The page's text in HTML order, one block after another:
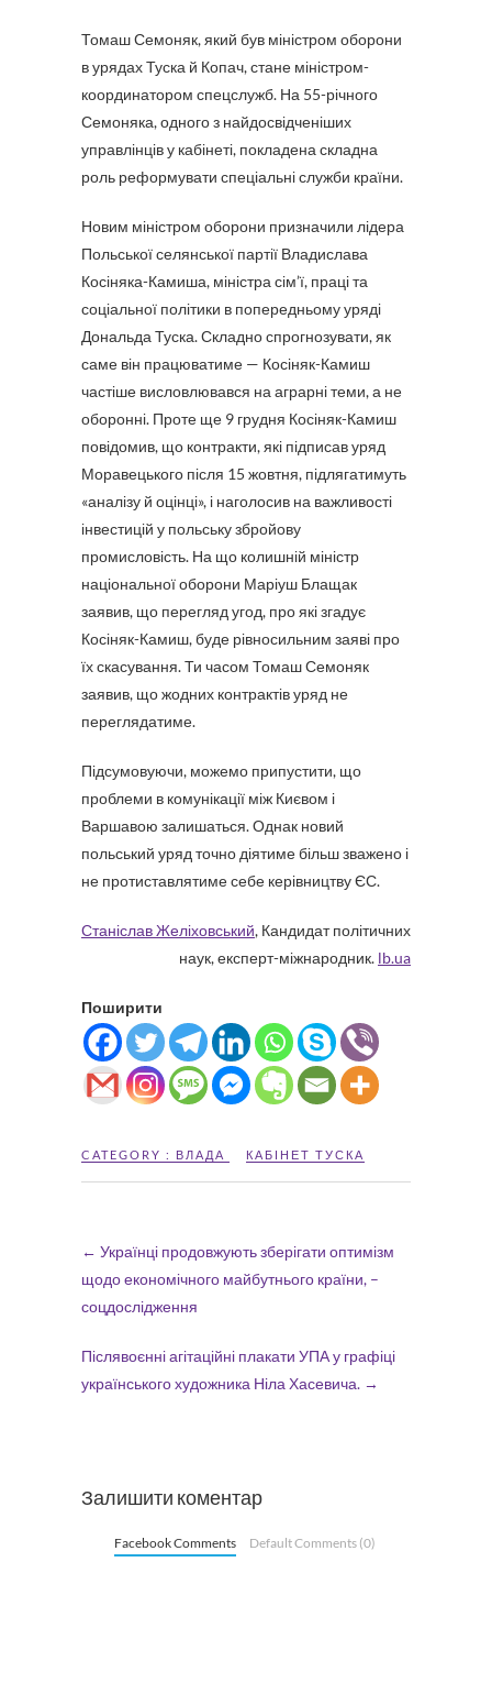
Томаш Семоняк, який був міністром оборони
в урядах Туска й Копач, стане міністром-
координатором спецслужб. На 55-річного
Семоняка, одного з найдосвідченіших
управлінців у кабінеті, покладена складна
роль реформувати спеціальні служби країни.
Новим міністром оборони призначили лідера
Польської селянської партії Владислава
Косіняка-Камиша, міністра сім’ї, праці та
соціальної політики в попередньому уряді
Дональда Туска. Складно спрогнозувати, як
саме він працюватиме — Косіняк-Камиш
частіше висловлювався на аграрні теми, а не
оборонні. Проте ще 9 грудня Косіняк-Камиш
повідомив, що контракти, які підписав уряд
Моравецького після 15 жовтня, підлягатимуть
«аналізу й оцінці», і наголосив на важливості
інвестицій у польську збройову
промисловість. На що колишній міністр
національної оборони Маріуш Блащак
заявив, що перегляд угод, про які згадує
Косіняк-Камиш, буде рівносильним заяві про
їх скасування. Ти часом Томаш Семоняк
заявив, що жодних контрактів уряд не
переглядатиме.
Підсумовуючи, можемо припустити, що
проблеми в комунікації між Києвом і
Варшавою залишаться. Однак новий
польський уряд точно діятиме більш зважено і
не протиставлятиме себе керівництву ЄС.
Станіслав Желіховський, Кандидат політичних
наук, експерт-міжнародник. lb.ua
Поширити
CATEGORY : ВЛАДА КАБІНЕТ ТУСКА
← Українці продовжують зберігати оптимізм
щодо економічного майбутнього країни, –
соцдослідження
Післявоєнні агітаційні плакати УПА у графіці
українського художника Ніла Хасевича. →
Залишити коментар
Facebook Comments Default Comments (0)